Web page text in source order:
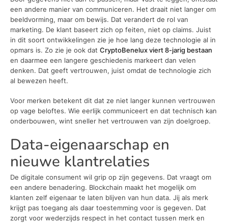
een andere manier van communiceren. Het draait niet langer om
beeldvorming, maar om bewijs. Dat verandert de rol van
marketing. De klant baseert zich op feiten, niet op claims. Juist
in dit soort ontwikkelingen zie je hoe lang deze technologie al in
opmars is. Zo zie je ook dat CryptoBenelux viert 8-jarig bestaan
en daarmee een langere geschiedenis markeert dan velen
denken. Dat geeft vertrouwen, juist omdat de technologie zich
al bewezen heeft.
Voor merken betekent dit dat ze niet langer kunnen vertrouwen
op vage beloftes. Wie eerlijk communiceert en dat technisch kan
onderbouwen, wint sneller het vertrouwen van zijn doelgroep.
Data-eigenaarschap en
nieuwe klantrelaties
De digitale consument wil grip op zijn gegevens. Dat vraagt om
een andere benadering. Blockchain maakt het mogelijk om
klanten zelf eigenaar te laten blijven van hun data. Jij als merk
krijgt pas toegang als daar toestemming voor is gegeven. Dat
zorgt voor wederzijds respect in het contact tussen merk en